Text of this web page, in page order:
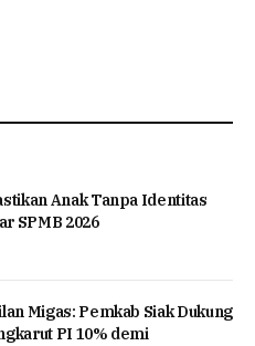
Anak Tanpa Identitas
SPMB 2026
Migas: Pemkab Siak Dukung
PI 10% demi